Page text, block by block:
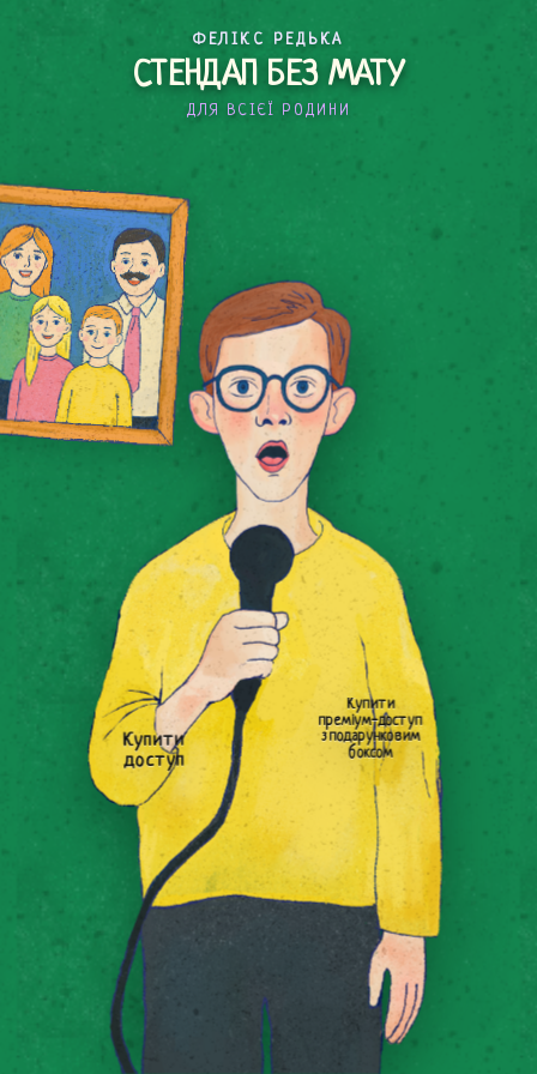
Купити
доступ
Купити
преміум-доступ
з подарунковим
боксом
ФЕЛІКС РЕДЬКА
СТЕНДАП БЕЗ МАТУ
ДЛЯ ВСІЄЇ РОДИНИ